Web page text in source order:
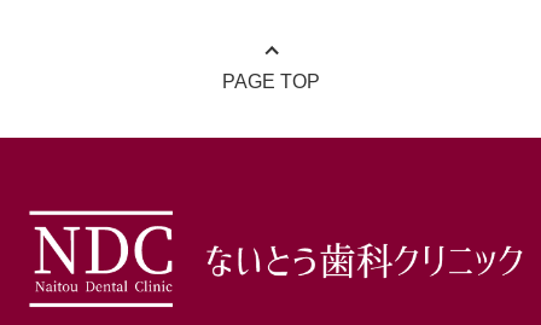
PAGE TOP